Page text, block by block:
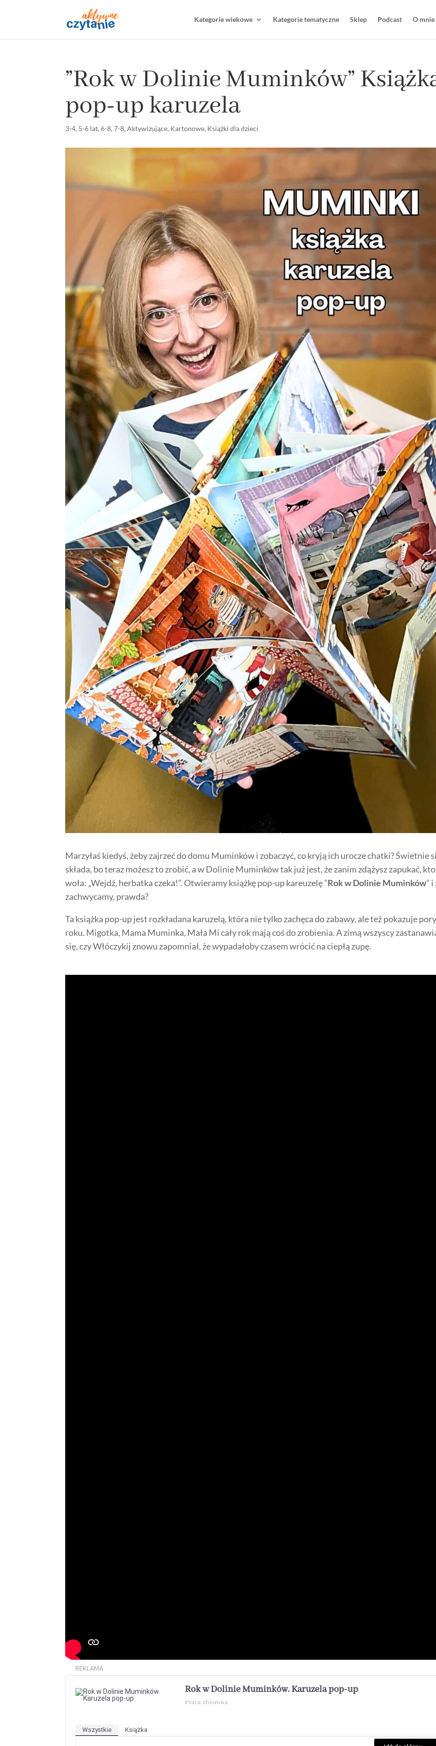
Kategorie wiekowe Kategorie tematyczne Sklep Podcast O mnie
”Rok w Dolinie Muminków”
pop-up karuzela
3-4, 5-6 lat,6-8,7-8,Aktywizujące, Kartonowe, Książki dla dzieci
Marzyłaś kiedyś, żeby zajrzeć do domu Muminków i zobaczyć, co kryją ich urocze chatki? Świetnie
składa, bo teraz możesz to zrobić, a w Dolinie Muminków tak już jest, że zanim zdążysz zapukać,
woła: „Wejdź, herbatka czeka!”. Otwieramy książkę pop-up kareuzelę ”Rok w Dolinie Muminków”
zachwycamy, prawda?
Ta książka pop-up jest rozkładana karuzelą, która nie tylko zachęca do zabawy, ale też pokazuje
roku. Migotka, Mama Muminka, Mała Mi cały rok mają coś do zrobienia. A zimą wszyscy
się, czy Włóczykij znowu zapomniał, że wypadałoby czasem wrócić na ciepłą zupę.
REKLAMA
Rok w Dolinie Muminków. Karuzela pop-up
Praca zbiorowa
Wszystkie Książka